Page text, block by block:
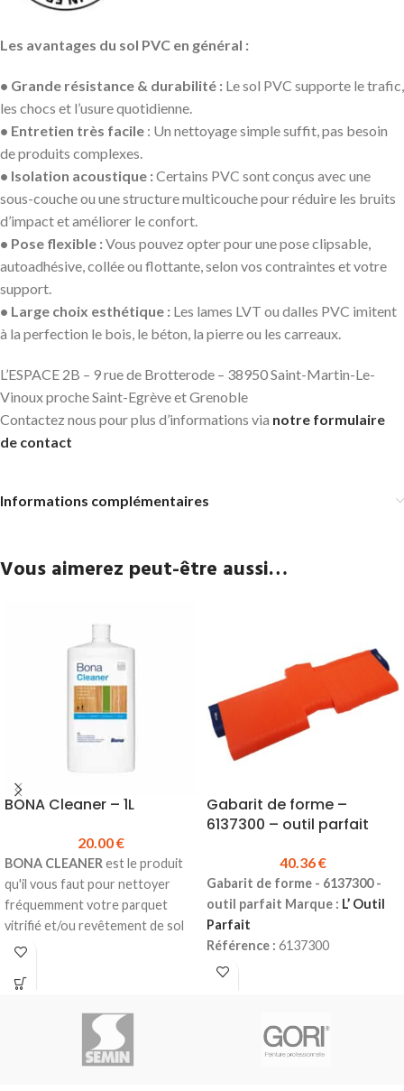
Les avantages du sol PVC en général :
• Grande résistance & durabilité : Le sol PVC supporte le trafic,
les chocs et l’usure quotidienne.
• Entretien très facile : Un nettoyage simple suffit, pas besoin
de produits complexes.
• Isolation acoustique :Certains PVC sont conçus avec une
sous-couche ou une structure multicouche pour réduire les bruits
d’impact et améliorer le confort.
• Pose flexible :Vous pouvez opter pour une pose clipsable,
autoadhésive, collée ou flottante, selon vos contraintes et votre
support.
• Large choix esthétique : Les lames LVT ou dalles PVC imitent
à la perfection le bois, le béton, la pierre ou les carreaux.
L’ESPACE 2B – 9 rue de Brotterode – 38950 Saint-Martin-Le-
Vinoux proche Saint-Egrève et Grenoble
Contactez nous pour plus d’informations via notre formulaire
de contact
Informations complémentaires
Vous aimerez peut-être aussi…
BONA Cleaner – 1L
20.00€
BONA CLEANERest le produit
qu'il vous faut pour nettoyer
fréquemment votre parquet
vitrifié et/ou revêtement de sol
stratifié.
nettoyage simple et efficace.
Convient aussi bien au nettoyage
manuel qu'au nettoyage à la
Gabarit de forme –
6137300 – outil parfait
40.36€
Gabarit de forme - 6137300 -
outil parfait Marque : L’ Outil
Parfait
Référence : 6137300
Utilisation :
amovibles.
Prix TTC :40.36 €